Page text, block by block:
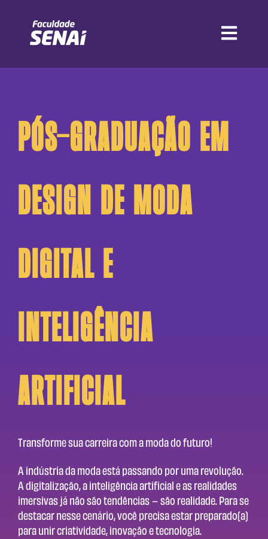
Abrir
Pós-Graduação em
Design de Moda
Digital e
Inteligência
Artificial
Transforme sua carreira com a moda do futuro!
A indústria da moda está passando por uma revolução.
A digitalização, a inteligência artificial e as realidades
imersivas já não são tendências — são realidade. Para se
destacar nesse cenário, você precisa estar preparado(a)
para unir criatividade, inovação e tecnologia.